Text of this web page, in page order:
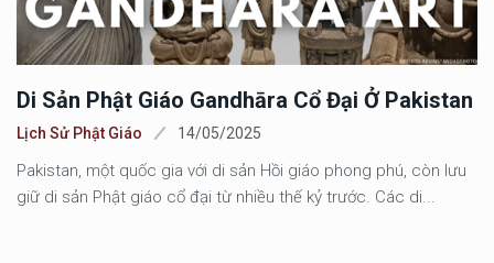
Di Sản Phật Giáo Gandhāra Cổ Đại Ở Pakistan
Lịch Sử Phật Giáo 14/05/2025
Pakistan, một quốc gia với di sản Hồi giáo phong phú, còn lưu
giữ di sản Phật giáo cổ đại từ nhiều thế kỷ trước. Các di...